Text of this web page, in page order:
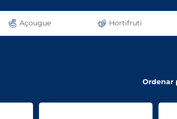
Açougue Hortifruti
Ordenar